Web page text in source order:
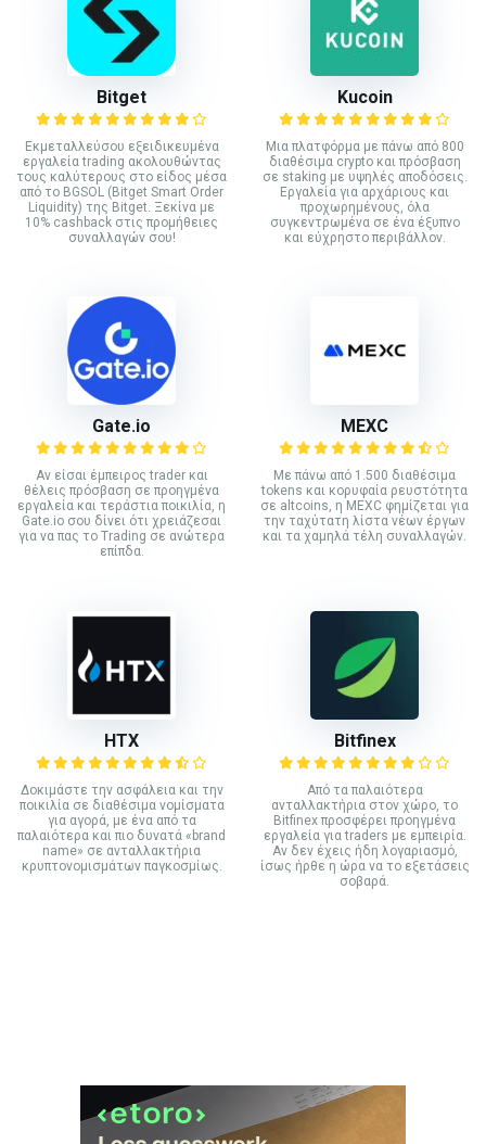
Bitget
Εκμεταλλεύσου εξειδικευμένα
εργαλεία trading ακολουθώντας
τους καλύτερους στο είδος μέσα
από το BGSOL (Bitget Smart Order
Liquidity) της Bitget. Ξεκίνα με
10% cashback στις προμήθειες
συναλλαγών σου!
Kucoin
Mια πλατφόρμα με πάνω από 800
διαθέσιμα crypto και πρόσβαση
σε staking με υψηλές αποδόσεις.
Εργαλεία για αρχάριους και
προχωρημένους, όλα
συγκεντρωμένα σε ένα έξυπνο
και εύχρηστο περιβάλλον.
Gate.io
Αν είσαι έμπειρος trader και
θέλεις πρόσβαση σε προηγμένα
εργαλεία και τεράστια ποικιλία, η
Gate.io σου δίνει ότι χρειάζεσαι
για να πας το Trading σε ανώτερα
επίπδα.
MEXC
Με πάνω από 1.500 διαθέσιμα
tokens και κορυφαία ρευστότητα
σε altcoins, η MEXC φημίζεται για
την ταχύτατη λίστα νέων έργων
και τα χαμηλά τέλη συναλλαγών.
HTX
Δοκιμάστε την ασφάλεια και την
ποικιλία σε διαθέσιμα νομίσματα
για αγορά, με ένα από τα
παλαιότερα και πιο δυνατά «brand
name» σε ανταλλακτήρια
κρυπτονομισμάτων παγκοσμίως.
Bitfinex
Από τα παλαιότερα
ανταλλακτήρια στον χώρο, το
Bitfinex προσφέρει προηγμένα
εργαλεία για traders με εμπειρία.
Αν δεν έχεις ήδη λογαριασμό,
ίσως ήρθε η ώρα να το εξετάσεις
σοβαρά.